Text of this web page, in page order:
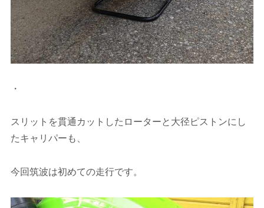
・
スリットを貫通カットしたローターと大径ピストンにし
たキャリパーも、
今回筑波は初めての走行です。